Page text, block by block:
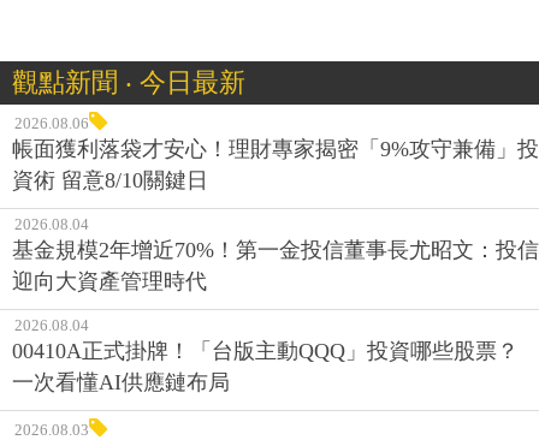
觀點新聞 ‧ 今日最新
2026.08.06
帳面獲利落袋才安心！理財專家揭密「9%攻守兼備」投
資術 留意8/10關鍵日
2026.08.04
基金規模2年增近70%！第一金投信董事長尤昭文：投信
迎向大資產管理時代
2026.08.04
00410A正式掛牌！「台版主動QQQ」投資哪些股票？
一次看懂AI供應鏈布局
2026.08.03